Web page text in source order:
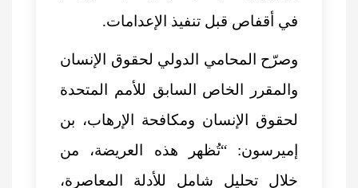
في أقفاص قبل تنفيذ الإعدامات.
وصرّح المحامي الدولي لحقوق الإنسان
والمقرر الخاص السابق للأمم المتحدة
لحقوق الإنسان ومكافحة الإرهاب، بن
إميرسون: “تُظهر هذه العريضة، من
خلال تحليل شامل للأدلة المعاصرة،